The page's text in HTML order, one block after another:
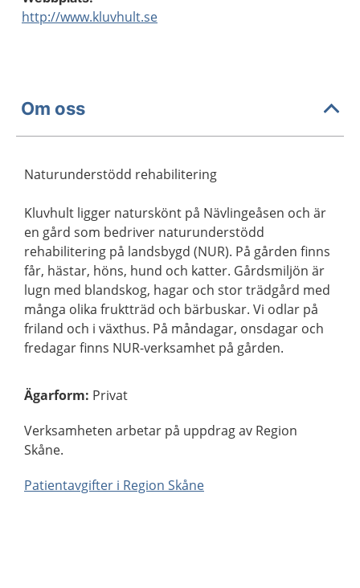
http://www.kluvhult.se
Om oss
Naturunderstödd rehabilitering
Kluvhult ligger naturskönt på Nävlingeåsen och är
en gård som bedriver naturunderstödd
rehabilitering på landsbygd (NUR). På gården finns
får, hästar, höns, hund och katter. Gårdsmiljön är
lugn med blandskog, hagar och stor trädgård med
många olika fruktträd och bärbuskar. Vi odlar på
friland och i växthus. På måndagar, onsdagar och
fredagar finns NUR-verksamhet på gården.
Ägarform: Privat
Verksamheten arbetar på uppdrag av Region
Skåne.
Patientavgifter i Region Skåne